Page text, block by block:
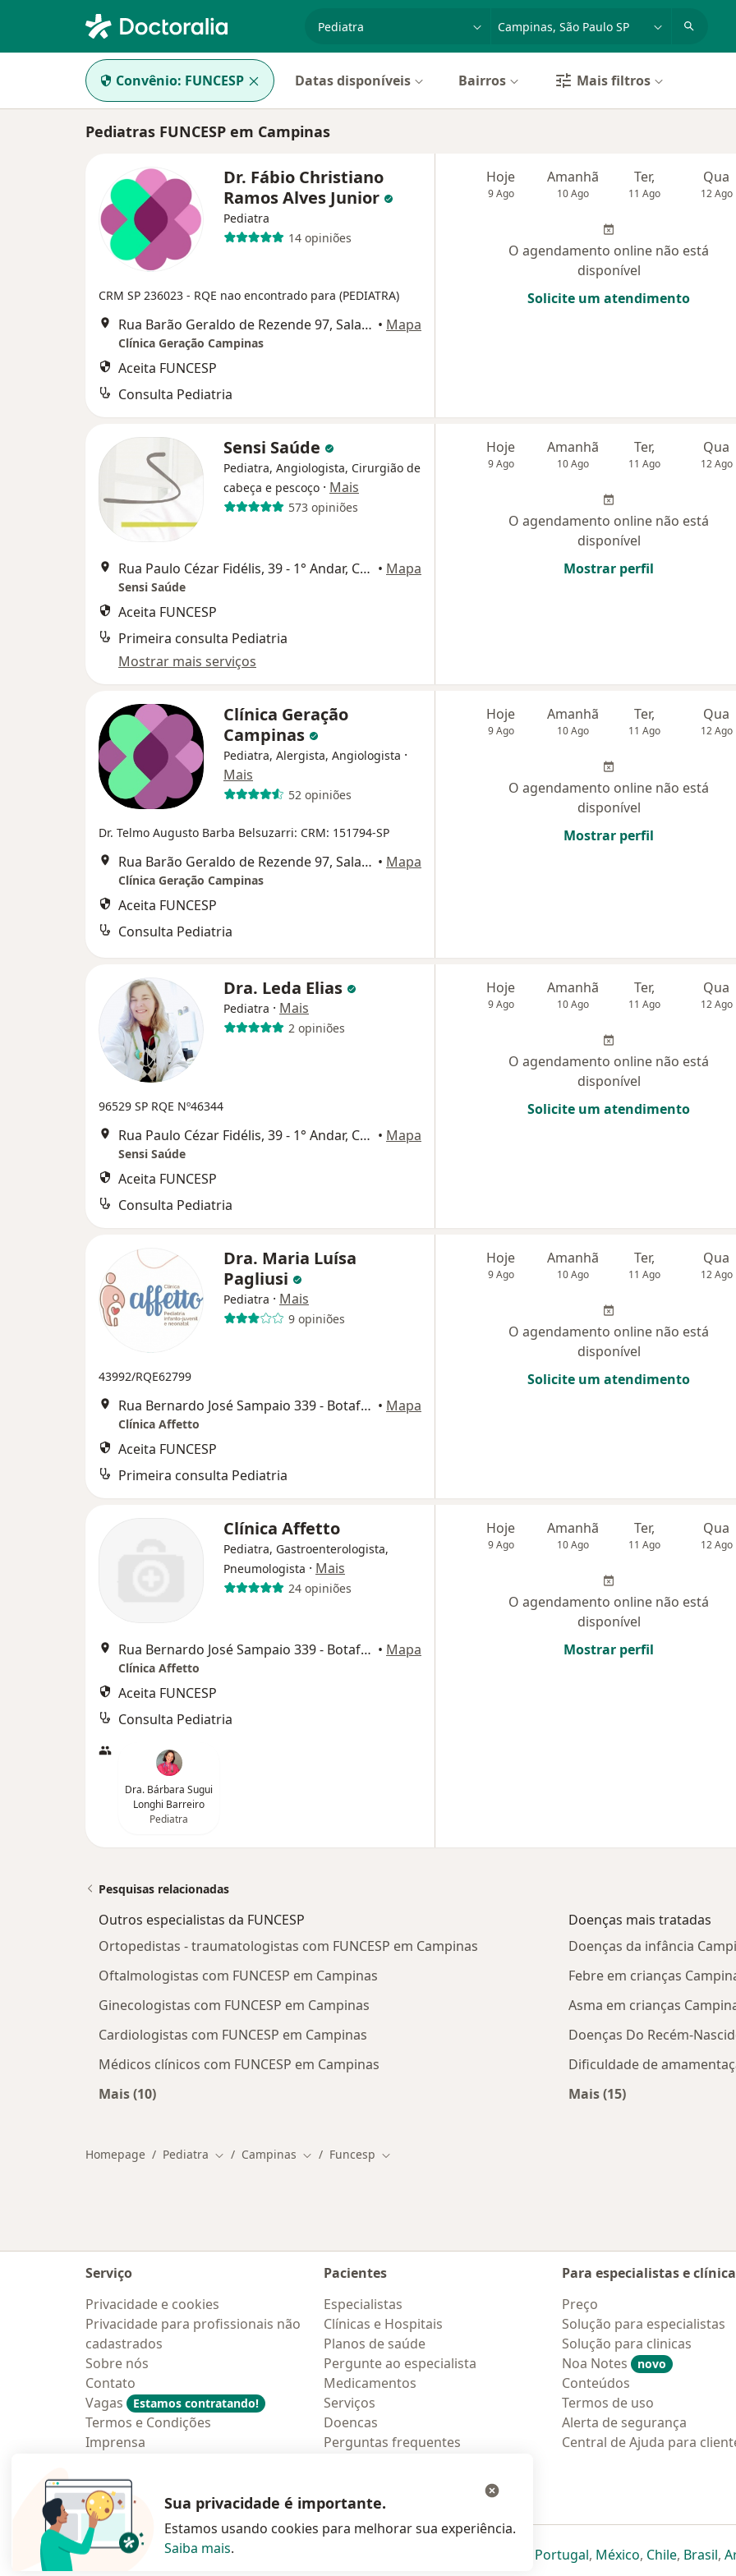
Convênio: FUNCESP Datas disponíveis Bairros Mais filtros
Pediatras FUNCESP em Campinas
Dr. Fábio Christiano
Ramos Alves Junior
Pediatra
14 opiniões
CRM SP 236023 - RQE nao encontrado para (PEDIATRA)
Rua Barão Geraldo de Rezende 97, Sala 704, Campinas • Mapa
Clínica Geração Campinas
Aceita FUNCESP
Consulta Pediatria
Hoje
9 Ago
Amanhã
10 Ago
Ter,
11 Ago
Qua
12 Ago
O agendamento online não está
disponível
Solicite um atendimento
Sensi Saúde
Pediatra, Angiologista, Cirurgião de
cabeça e pescoço · Mais
573 opiniões
Rua Paulo Cézar Fidélis, 39 - 1° Andar, Campinas • Mapa
Sensi Saúde
Aceita FUNCESP
Primeira consulta Pediatria
Mostrar mais serviços
Hoje
9 Ago
Amanhã
10 Ago
Ter,
11 Ago
Qua
12 Ago
O agendamento online não está
disponível
Mostrar perfil
Clínica Geração
Campinas
Pediatra, Alergista, Angiologista ·
Mais
52 opiniões
Dr. Telmo Augusto Barba Belsuzarri: CRM: 151794-SP
Rua Barão Geraldo de Rezende 97, Sala 704, Campinas • Mapa
Clínica Geração Campinas
Aceita FUNCESP
Consulta Pediatria
Hoje
9 Ago
Amanhã
10 Ago
Ter,
11 Ago
Qua
12 Ago
O agendamento online não está
disponível
Mostrar perfil
Dra. Leda Elias
Pediatra · Mais
2 opiniões
96529 SP RQE Nº46344
Rua Paulo Cézar Fidélis, 39 - 1° Andar, Campinas • Mapa
Sensi Saúde
Aceita FUNCESP
Consulta Pediatria
Hoje
9 Ago
Amanhã
10 Ago
Ter,
11 Ago
Qua
12 Ago
O agendamento online não está
disponível
Solicite um atendimento
Dra. Maria Luísa
Pagliusi
Pediatra · Mais
9 opiniões
43992/RQE62799
Rua Bernardo José Sampaio 339 - Botafogo, Campinas • Mapa
Clínica Affetto
Aceita FUNCESP
Primeira consulta Pediatria
Hoje
9 Ago
Amanhã
10 Ago
Ter,
11 Ago
Qua
12 Ago
O agendamento online não está
disponível
Solicite um atendimento
Clínica Affetto
Pediatra, Gastroenterologista,
Pneumologista · Mais
24 opiniões
Rua Bernardo José Sampaio 339 - Botafogo, Campinas • Mapa
Clínica Affetto
Aceita FUNCESP
Consulta Pediatria
Dra. Bárbara Sugui
Longhi Barreiro
Pediatra
Hoje
9 Ago
Amanhã
10 Ago
Ter,
11 Ago
Qua
12 Ago
O agendamento online não está
disponível
Mostrar perfil
Pesquisas relacionadas
Outros especialistas da FUNCESP
Ortopedistas - traumatologistas com FUNCESP em Campinas
Oftalmologistas com FUNCESP em Campinas
Ginecologistas com FUNCESP em Campinas
Cardiologistas com FUNCESP em Campinas
Médicos clínicos com FUNCESP em Campinas
Mais (10)
Doenças mais tratadas
Doenças da infância
Febre em crianças
Asma em crianças
Doenças Do Recém-
Dificuldade de
Mais (15)
Homepage Pediatra Mudar de cidade
Campinas Mudar de cidade
Funcesp Mudar de cidade
Serviço
Privacidade e cookies
Privacidade para profissionais não
cadastrados
Sobre nós
Contato
Vagas
Estamos contratando!
Termos e Condições
Imprensa
Pacientes
Especialistas
Clínicas e Hospitais
Planos de saúde
Pergunte ao especialista
Medicamentos
Serviços
Doencas
Perguntas frequentes
Para especialistas e
Preço
Solução para especialistas
Solução para clinicas
Noa Notes
novo
Conteúdos
Termos de uso
Alerta de segurança
Central de Ajuda para
Polska abre num novo separadorabre num novo separador
abre num novo separador
Portugalabre num novo
, Méxicoabre num
, Chileabre
, Brasil,
Sua privacidade é importante.
Estamos usando cookies para melhorar sua experiência.
Saiba mais.